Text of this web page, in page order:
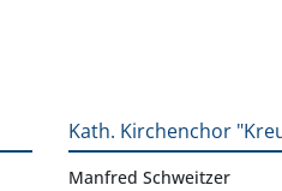
Kath. Kirchenchor
Manfred Schweitzer